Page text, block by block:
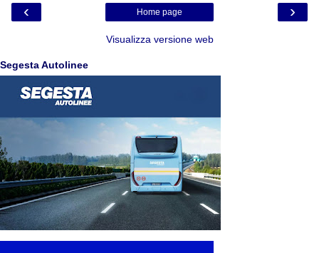
‹ ›
Home page
Visualizza versione web
Segesta Autolinee